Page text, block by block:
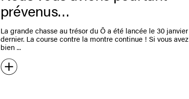
prévenus…
La grande chasse au trésor du Ô a été lancée le 30 janvier
dernier. La course contre la montre continue ! Si vous avez
bien